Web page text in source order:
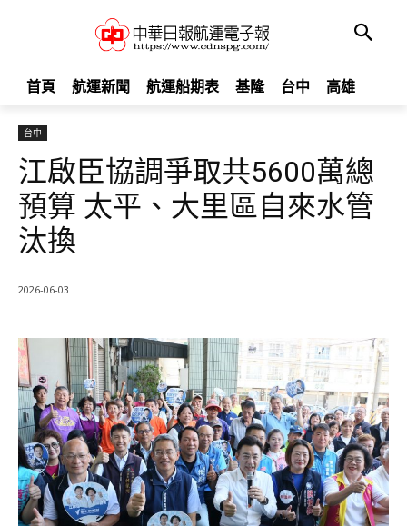
首頁 航運新聞 航運船期表 基隆 台中 高雄
台中
江啟臣協調爭取共5600萬總
預算 太平、大里區自來水管
汰換
2026-06-03